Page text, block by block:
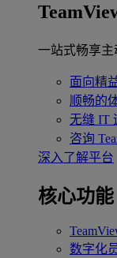
一站式畅享主
面向精
顺畅的
无缝 IT
咨询
深入了解平台
核心功能
数字化